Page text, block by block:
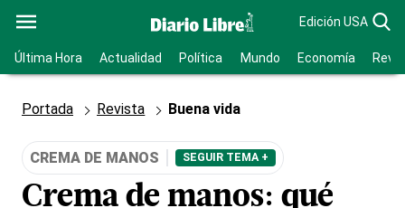
Edición USA
Última Hora Actualidad Política Mundo Economía
Portada Revista Buena vida
CREMA DE MANOS SEGUIR TEMA +
Crema de manos: qué